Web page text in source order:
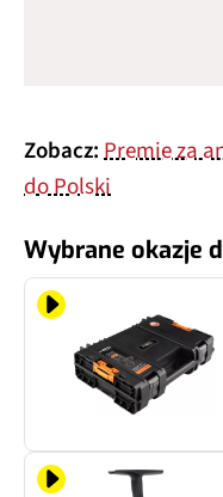
Zobacz:Premie za
do Polski
Wybrane okazje